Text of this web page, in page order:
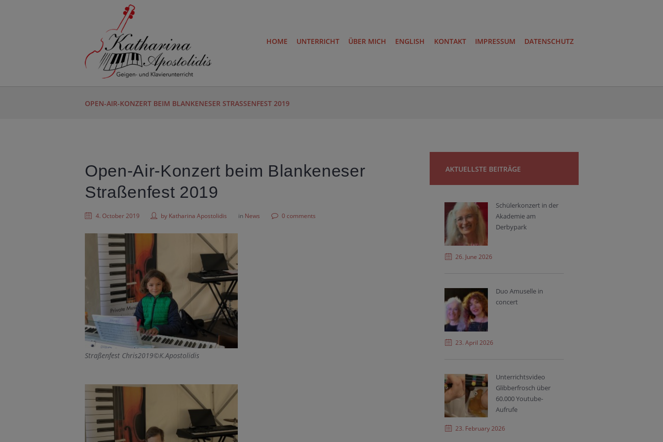
HOME UNTERRICHT ÜBER MICH ENGLISH KONTAKT IMPRESSUM DATENSCHUTZ
OPEN-AIR-KONZERT BEIM BLANKENESER STRASSENFEST 2019
Open-Air-Konzert beim Blankeneser
Straßenfest 2019
4. October 2019 by Katharina Apostolidis in News 0 comments
Straßenfest Chris2019©K.Apostolidis
AKTUELLSTE BEITRÄGE
Schülerkonzert in der
Akademie am
Derbypark
26. June 2026
Duo Amuselle in
concert
23. April 2026
Unterrichtsvideo
Glibberfrosch über
60.000 Youtube-
Aufrufe
23. February 2026